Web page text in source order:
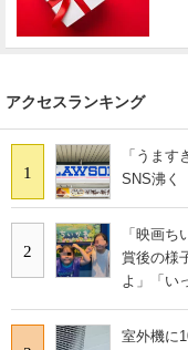
アクセスランキング
1
「うま
SNS沸く
2
「映画
賞後の様
よ」「い
室外機に